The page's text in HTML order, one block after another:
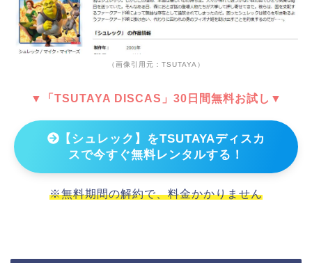
（画像引用元：TSUTAYA）
▼「TSUTAYA DISCAS」30日間無料お試し▼
【シュレック】をTSUTAYAディスカ
スで今すぐ無料レンタルする！
※無料期間の解約で、料金かかりません